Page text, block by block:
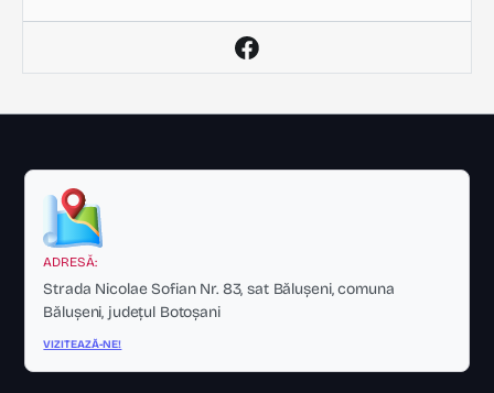
ADRESĂ:
Strada Nicolae Sofian Nr. 83, sat Bălușeni, comuna
Bălușeni, județul Botoșani
VIZITEAZĂ-NE!